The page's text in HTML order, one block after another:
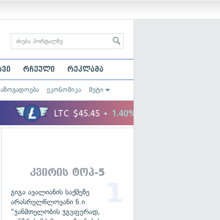
რჩეული რეკლამა
ეკონომიკა მეტი
კვირის ტოპ-5
გიგა ავალიანის საქმეზე
არასრულწლოვანი ნ.ი.
"ჯანმთელობის ჯგუფურად,